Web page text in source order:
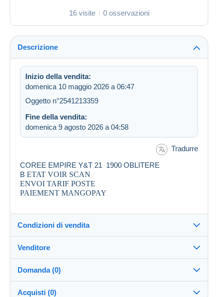
16 visite 0 osservazioni
Descrizione
Inizio della vendita:
domenica 10 maggio 2026 a 06:47
Oggetto n°2541213359
Fine della vendita:
domenica 9 agosto 2026 a 04:58
Tradurre
COREE EMPIRE Y&T 21 1900 OBLITERE
B ETAT VOIR SCAN
ENVOI TARIF POSTE
PAIEMENT MANGOPAY
Condizioni di vendita
Destinazione:
Vedi l'elenco dei paesi
Invio:
Invio dopo il pagamento
Venditore
caninou100%(1970x)
Domanda (0)
Acquisti (0)